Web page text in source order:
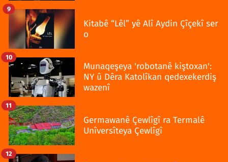
Kitabê “Lêl” yê Alî Aydin Çîçekî ser
o
9
Munaqeşeya 'robotanê kiştoxan':
NY û Dêra Katolîkan qedexekerdiş
wazenî
10
Germawanê Çewlîgî ra Termalê
Unîversîteya Çewlîgî
11
12